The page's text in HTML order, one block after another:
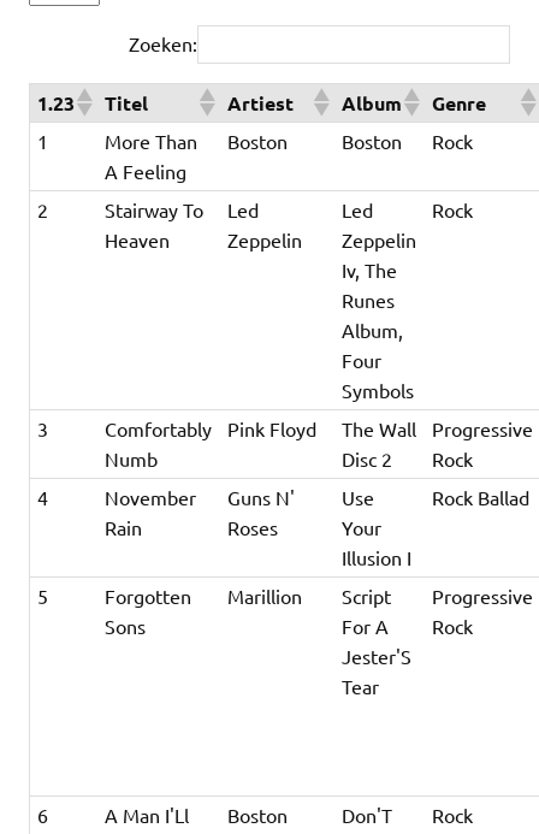
Zoeken:
1.23 Titel Artiest Album Genre
1
More Than
A Feeling
Boston Boston Rock
2
Stairway To
Heaven
Led
Zeppelin
Led
Zeppelin
Iv, The
Runes
Album,
Four
Symbols
Rock
3
Comfortably
Numb
Pink Floyd
The Wall
Disc 2
Progressive
Rock
4
November
Rain
Guns N'
Roses
Use
Your
Illusion I
Rock Ballad
5
Forgotten
Sons
Marillion
Script
For A
Jester'S
Tear
Progressive
Rock
6
A Man I'Ll
Boston
Don'T
Rock